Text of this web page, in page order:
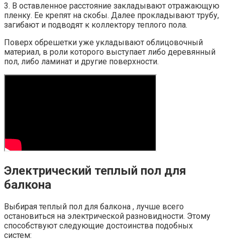
3. В оставленное расстояние закладывают отражающую
пленку. Ее крепят на скобы. Далее прокладывают трубу,
загибают и подводят к коллектору теплого пола.
Поверх обрешетки уже укладывают облицовочный
материал, в роли которого выступает либо деревянный
пол, либо ламинат и другие поверхности.
Электрический теплый пол для
балкона
Выбирая теплый пол для балкона , лучше всего
остановиться на электрической разновидности. Этому
способствуют следующие достоинства подобных
систем: